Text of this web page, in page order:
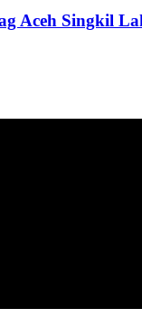
Aceh Singkil